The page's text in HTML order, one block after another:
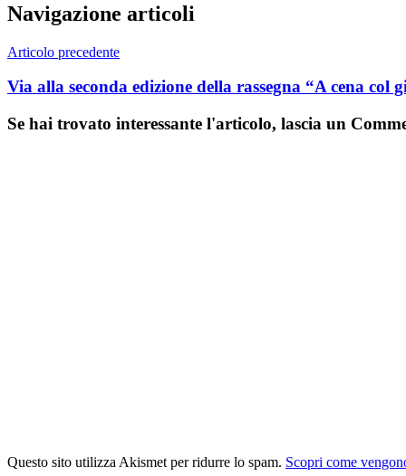
Navigazione articoli
Articolo precedente
Via alla seconda edizione della rassegna “A cena
Se hai trovato interessante l'articolo, lascia un
Questo sito utilizza Akismet per ridurre lo spam. Scopri come